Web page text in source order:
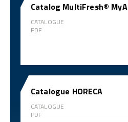
Catalog MultiFresh® MyA
CATALOGUE
PDF
Catalogue HORECA
CATALOGUE
PDF